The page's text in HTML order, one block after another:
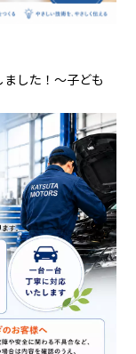
ました！～子ども